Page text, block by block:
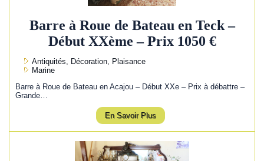
Barre à Roue de Bateau en Teck –
Début XXème – Prix 1050 €
Antiquités, Décoration, Plaisance
Marine
Barre à Roue de Bateau en Acajou – Début XXe – Prix à débattre –
Grande…
En Savoir Plus